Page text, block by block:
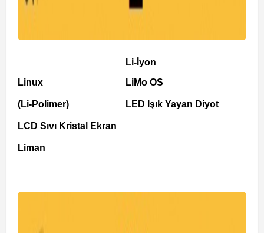
Linux
(Li-Polimer)
LCD Sıvı Kristal Ekran
Liman
Li-İyon
LiMo OS
LED Işık Yayan Diyot